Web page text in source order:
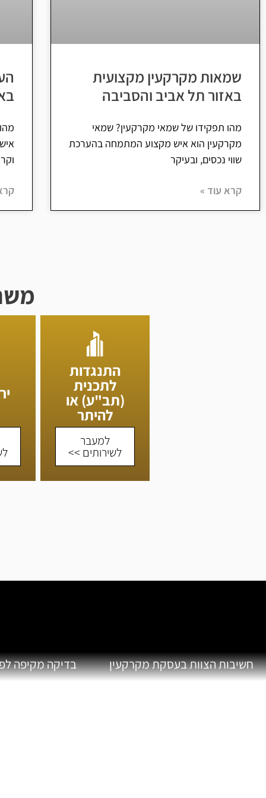
שמאות מקרקעין מקצועית
באזור תל אביב והסביבה
מהו תפקידו של שמאי מקרקעין? שמאי
מקרקעין הוא איש מקצוע המתמחה בהערכת
שווי נכסים, ובעיקר
קרא עוד »
התנגדות
לתכנית
(תב"ע) או
להיתר
למעבר
לשירותים >>
חשיבות הצוות בעסקת מקרקעין בדיקה מקיפה